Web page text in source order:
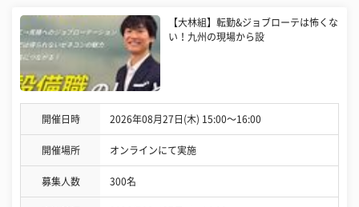
【大林組】転勤&ジョブローテは怖くな
い！九州の現場から設
開催日時 2026年08月27日(木) 15:00〜16:00
開催場所 オンラインにて実施
募集人数 300名